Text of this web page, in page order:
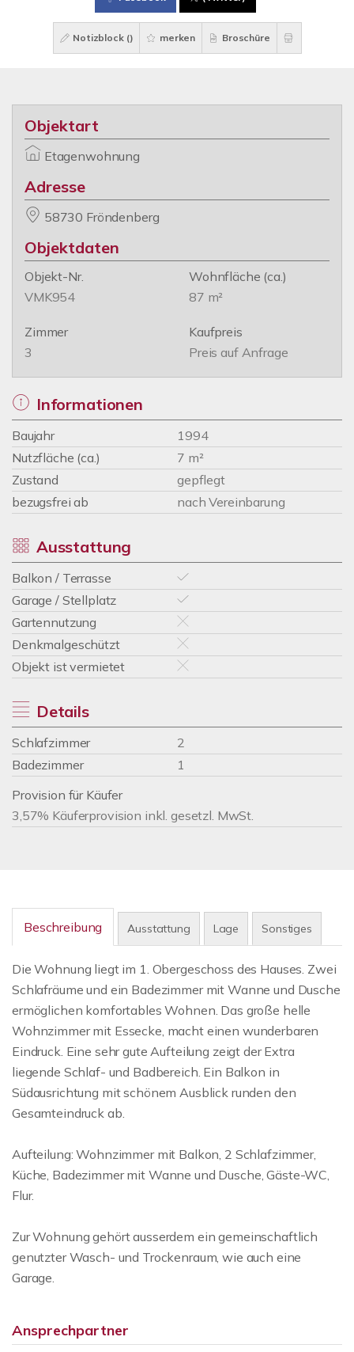
Notizblock () merken Broschüre
Objektart
Etagenwohnung
Adresse
58730 Fröndenberg
Objektdaten
Objekt-Nr.
VMK954
Wohnfläche (ca.)
87 m²
Zimmer
3
Kaufpreis
Preis auf Anfrage
Informationen
Baujahr
1994
Nutzfläche (ca.)
7 m²
Zustand
gepflegt
bezugsfrei ab
nach Vereinbarung
Ausstattung
Balkon / Terrasse
Garage / Stellplatz
Gartennutzung
Denkmalgeschützt
Objekt ist vermietet
Details
Schlafzimmer
2
Badezimmer
1
Provision für Käufer
3,57% Käuferprovision inkl. gesetzl. MwSt.
Beschreibung Ausstattung Lage Sonstiges
Die Wohnung liegt im 1. Obergeschoss des Hauses. Zwei
Schlafräume und ein Badezimmer mit Wanne und Dusche
ermöglichen komfortables Wohnen. Das große helle
Wohnzimmer mit Essecke, macht einen wunderbaren
Eindruck. Eine sehr gute Aufteilung zeigt der Extra
liegende Schlaf- und Badbereich. Ein Balkon in
Südausrichtung mit schönem Ausblick runden den
Gesamteindruck ab.
Aufteilung: Wohnzimmer mit Balkon, 2 Schlafzimmer,
Küche, Badezimmer mit Wanne und Dusche, Gäste-WC,
Flur.
Zur Wohnung gehört ausserdem ein gemeinschaftlich
genutzter Wasch- und Trockenraum, wie auch eine
Garage.
Ansprechpartner